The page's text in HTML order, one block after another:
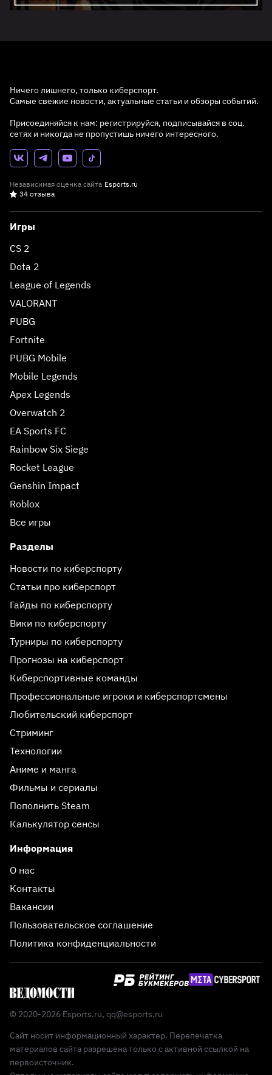
Ничего лишнего, только киберспорт.
Самые свежие новости, актуальные статьи и обзоры событий.
Присоединяйся к нам: регистрируйся, подписывайся в соц.
сетях и никогда не пропустишь ничего интересного.
Независимая оценка сайта Esports.ru
34 отзыва
Игры
CS 2
Dota 2
League of Legends
VALORANT
PUBG
Fortnite
PUBG Mobile
Mobile Legends
Apex Legends
Overwatch 2
EA Sports FC
Rainbow Six Siege
Rocket League
Genshin Impact
Roblox
Все игры
Разделы
Новости по киберспорту
Статьи про киберспорт
Гайды по киберспорту
Вики по киберспорту
Турниры по киберспорту
Прогнозы на киберспорт
Киберспортивные команды
Профессиональные игроки и киберспортсмены
Любительский киберспорт
Стриминг
Технологии
Аниме и манга
Фильмы и сериалы
Пополнить Steam
Калькулятор сенсы
Информация
О нас
Контакты
Вакансии
Пользовательское соглашение
Политика конфиденциальности
© 2020-2026 Esports.ru, qq@esports.ru
Сайт носит информационный характер. Перепечатка
материалов сайта разрешена только с активной ссылкой на
первоисточник.